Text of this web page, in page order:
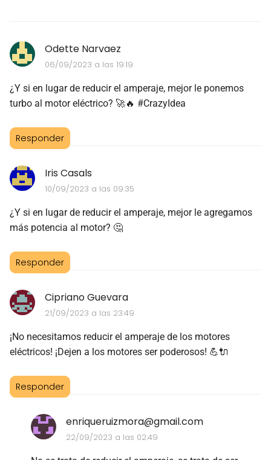
Odette Narvaez
06/09/2023 a las 19:19
¿Y si en lugar de reducir el amperaje, mejor le ponemos
turbo al motor eléctrico? 🚀🔥 #CrazyIdea
Responder
Iris Casals
10/09/2023 a las 09:35
¿Y si en lugar de reducir el amperaje, mejor le agregamos
más potencia al motor? 🤔
Responder
Cipriano Guevara
21/09/2023 a las 23:49
¡No necesitamos reducir el amperaje de los motores
eléctricos! ¡Dejen a los motores ser poderosos! 💪🔌
Responder
enriqueruizmora@gmail.com
22/09/2023 a las 02:49